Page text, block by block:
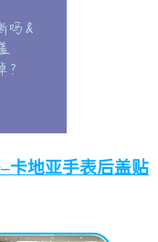
卡地亚手表后盖贴